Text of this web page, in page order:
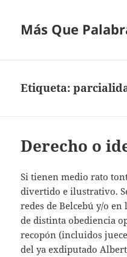
Más Que
Etiqueta:
Derecho o
Si tienen medio rato
divertido e ilustrativo.
redes de Belcebú y/o
de distinta obediencia
recopón (incluidos
del ya exdiputado